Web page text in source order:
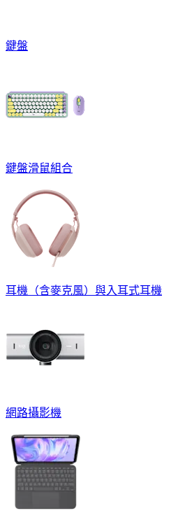
鍵盤
鍵盤滑鼠組合
耳機（含麥克風）與入耳式耳機
網路攝影機